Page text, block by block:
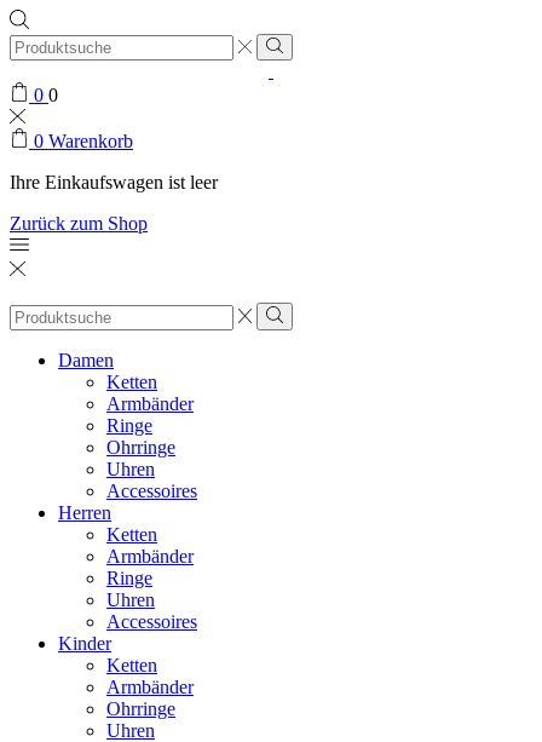
Search
input
0 0
0 Warenkorb
Ihre Einkaufswagen ist leer
Zurück zum Shop
Search
input
Damen
Ketten
Armbänder
Ringe
Ohrringe
Uhren
Accessoires
Herren
Ketten
Armbänder
Ringe
Uhren
Accessoires
Kinder
Ketten
Armbänder
Ohrringe
Uhren